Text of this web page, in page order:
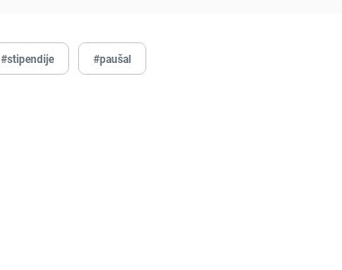
#stipendije #paušal